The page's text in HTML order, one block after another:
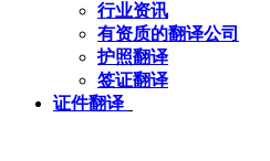
行业资讯
有资质的翻译公司
护照翻译
签证翻译
证件翻译